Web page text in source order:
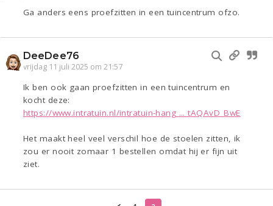
Ga anders eens proefzitten in een tuincentrum ofzo.
DeeDee76
vrijdag 11 juli 2025 om 21:57
Ik ben ook gaan proefzitten in een tuincentrum en
kocht deze:
https://www.intratuin.nl/intratuin-hang ... tAQAvD_BwE
Het maakt heel veel verschil hoe de stoelen zitten, ik
zou er nooit zomaar 1 bestellen omdat hij er fijn uit
ziet.